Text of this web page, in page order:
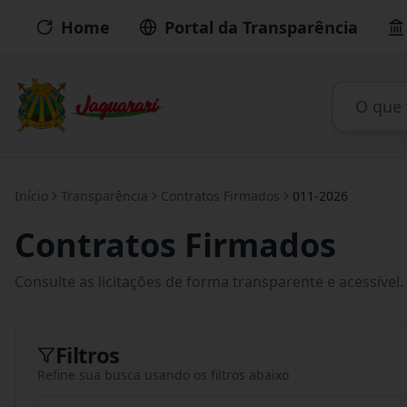
Home Portal da Transparência
Início Transparência Contratos Firmados 011-2026
Contratos Firmados
Consulte as licitações de forma transparente e acessível.
Filtros
Refine sua busca usando os filtros abaixo